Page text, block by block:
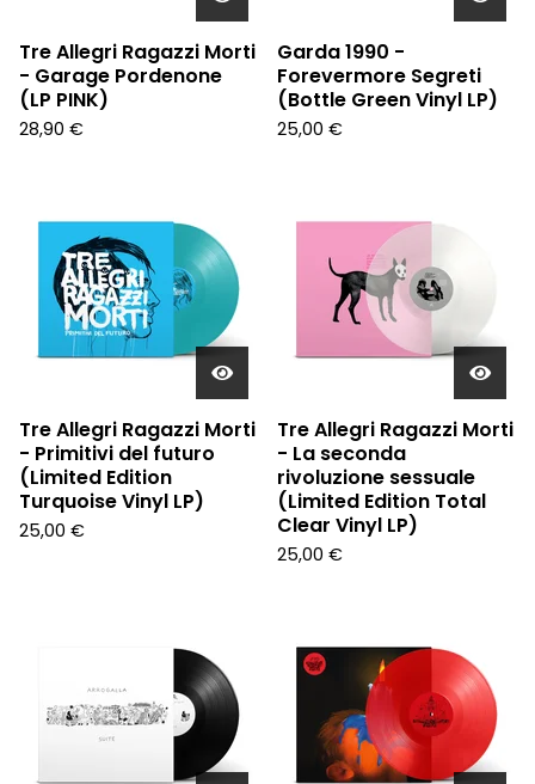
Tre Allegri Ragazzi Morti
- Garage Pordenone
(LP PINK)
28,90 €
Garda 1990 -
Forevermore Segreti
(Bottle Green Vinyl LP)
25,00 €
Tre Allegri Ragazzi Morti
- Primitivi del futuro
(Limited Edition
Turquoise Vinyl LP)
25,00 €
Tre Allegri Ragazzi Morti
- La seconda
rivoluzione sessuale
(Limited Edition Total
Clear Vinyl LP)
25,00 €